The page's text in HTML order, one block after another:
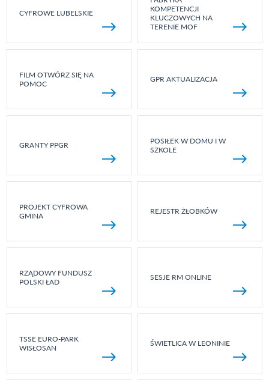
CYFROWE LUBELSKIE
KOMPETENCJI
KLUCZOWYCH NA
TERENIE MOF
FILM OTWÓRZ SIĘ NA
POMOC
GPR AKTUALIZACJA
GRANTY PPGR
POSIŁEK W DOMU I W
SZKOLE
PROJEKT CYFROWA
GMINA
REJESTR ŻŁOBKÓW
RZĄDOWY FUNDUSZ
POLSKI ŁAD
SESJE RM ONLINE
TSSE EURO-PARK
WISŁOSAN
ŚWIETLICA W LEONINIE